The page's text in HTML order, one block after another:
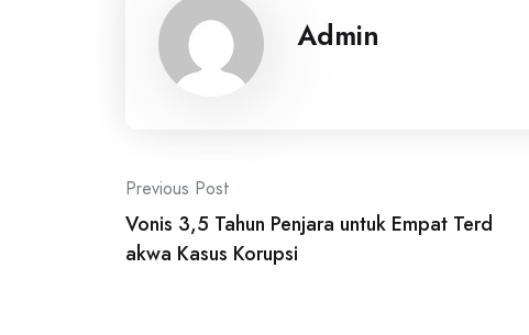
Admin
Post
navigation
Previous Post
Vonis 3,5 Tahun Penjara untuk Empat Terd
akwa Kasus Korupsi